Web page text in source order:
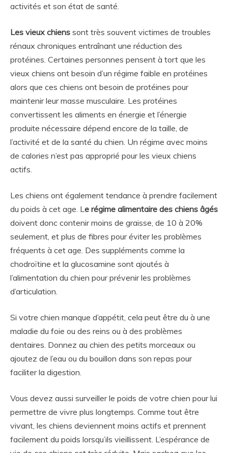
activités et son état de santé.
Les vieux chiens sont très souvent victimes de troubles
rénaux chroniques entraînant une réduction des
protéines. Certaines personnes pensent à tort que les
vieux chiens ont besoin d’un régime faible en protéines
alors que ces chiens ont besoin de protéines pour
maintenir leur masse musculaire. Les protéines
convertissent les aliments en énergie et l’énergie
produite nécessaire dépend encore de la taille, de
l’activité et de la santé du chien. Un régime avec moins
de calories n’est pas approprié pour les vieux chiens
actifs.
Les chiens ont également tendance à prendre facilement
du poids à cet age. L e régime alimentaire des chiens âgés
doivent donc contenir moins de graisse, de 10 à 20%
seulement, et plus de fibres pour éviter les problèmes
fréquents à cet age. Des suppléments comme la
chodroïtine et la glucosamine sont ajoutés à
l’alimentation du chien pour prévenir les problèmes
d’articulation.
Si votre chien manque d’appétit, cela peut être du à une
maladie du foie ou des reins ou à des problèmes
dentaires. Donnez au chien des petits morceaux ou
ajoutez de l’eau ou du bouillon dans son repas pour
faciliter la digestion.
Vous devez aussi surveiller le poids de votre chien pour lui
permettre de vivre plus longtemps. Comme tout être
vivant, les chiens deviennent moins actifs et prennent
facilement du poids lorsqu’ils vieillissent. L’espérance de